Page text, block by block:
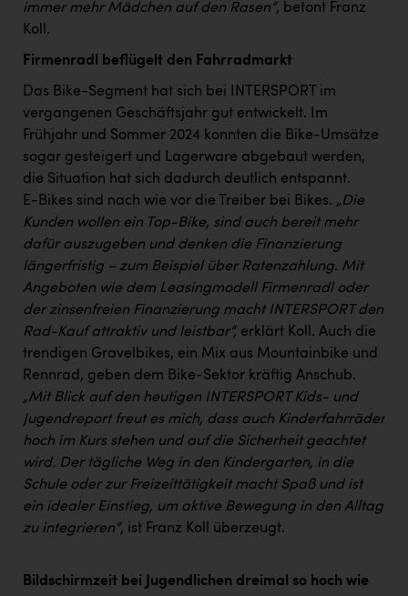
Wirtschaftskammer OÖ
ZGONC
ZULuft - Zukunft Luft Austria
z.l.ö.
Österreichisches Hebammengremium
Dopgas
kunden basics
kontakt
immer mehr Mädchen auf den Rasen“, betont Franz
Koll.
Firmenradl beflügelt den Fahrradmarkt
Das Bike-Segment hat sich bei INTERSPORT im
vergangenen Geschäftsjahr gut entwickelt. Im
Frühjahr und Sommer 2024 konnten die Bike-Umsätze
sogar gesteigert und Lagerware abgebaut werden,
die Situation hat sich dadurch deutlich entspannt.
E-Bikes sind nach wie vor die Treiber bei Bikes. „Die
Kunden wollen ein Top-Bike, sind auch bereit mehr
dafür auszugeben und denken die Finanzierung
längerfristig – zum Beispiel über Ratenzahlung. Mit
Angeboten wie dem Leasingmodell Firmenradl oder
der zinsenfreien Finanzierung macht INTERSPORT den
Rad-Kauf attraktiv und leistbar“, erklärt Koll. Auch die
trendigen Gravelbikes, ein Mix aus Mountainbike und
Rennrad, geben dem Bike-Sektor kräftig Anschub.
„Mit Blick auf den heutigen INTERSPORT Kids- und
Jugendreport freut es mich, dass auch Kinderfahrräder
hoch im Kurs stehen und auf die Sicherheit geachtet
wird. Der tägliche Weg in den Kindergarten, in die
Schule oder zur Freizeittätigkeit macht Spaß und ist
ein idealer Einstieg, um aktive Bewegung in den Alltag
zu integrieren“, ist Franz Koll überzeugt.
Bildschirmzeit bei Jugendlichen dreimal so hoch wie